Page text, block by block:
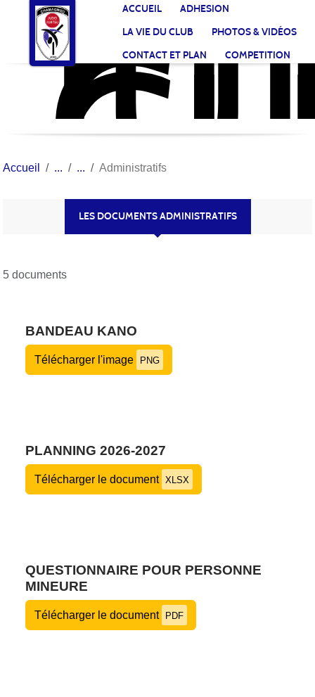
ACCUEIL
ADHESION
LA VIE DU CLUB
PHOTOS & VIDÉOS
CONTACT ET PLAN
COMPETITION
Accueil Administratifs
LES DOCUMENTS ADMINISTRATIFS
5 documents
BANDEAU KANO
Télécharger l'image PNG
PLANNING 2026-2027
Télécharger le document XLSX
QUESTIONNAIRE POUR PERSONNE
MINEURE
Télécharger le document PDF
Panneau de gestion des cookies